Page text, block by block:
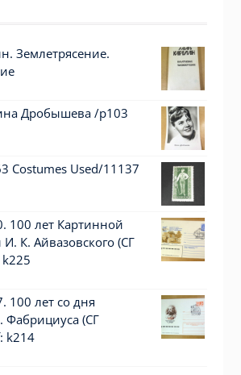
Землетрясение.
Дробышева /p103
Costumes Used/11137
100 лет Картинной
К. Айвазовского (СГ
100 лет со дня
(СГ
k214